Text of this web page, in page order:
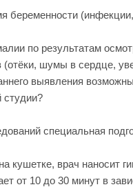
беременности
по результатам
(отёки, шумы в сердце,
выявления
студии?
специальная
кушетке, врач наносит
от 10 до 30 минут в